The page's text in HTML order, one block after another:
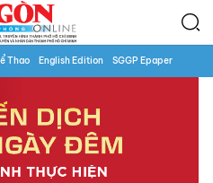
Thao English Edition SGGP Epaper